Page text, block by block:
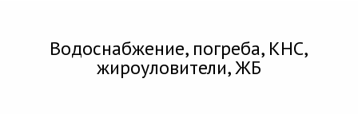
Водоснабжение, погреба, КНС,
жироуловители, ЖБ